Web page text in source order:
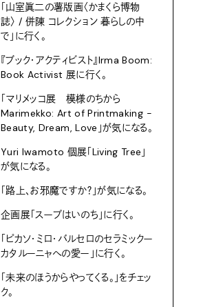
「山室眞二の薯版画〈かまくら博物
誌〉 / 併陳 コレクション 暮らしの中
で」に行く。
『ブック・アクティビスト』Irma Boom:
Book Activist 展に行く。
「マリメッコ展 模様のちから
Marimekko: Art of Printmaking -
Beauty, Dream, Love」が気になる。
Yuri Iwamoto 個展「Living Tree」
が気になる。
「路上、お邪魔ですか？」が気になる。
企画展「スープはいのち」に行く。
「ピカソ・ミロ・バルセロのセラミックー
カタルーニャへの愛ー」に行く。
「未来のほうからやってくる。」をチェッ
ク。